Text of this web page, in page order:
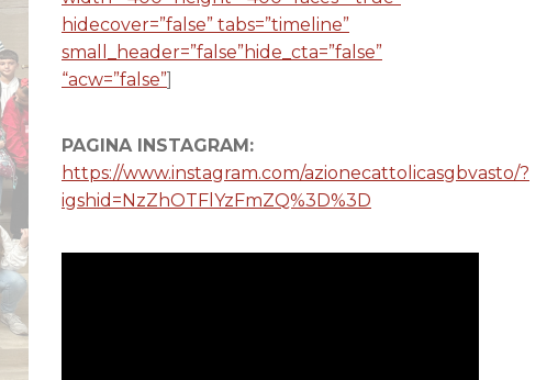
hidecover=”false” tabs=”timeline”
small_header=”false”hide_cta=”false”
“acw=”false”]
PAGINA INSTAGRAM:
https://www.instagram.com/azionecattolicasgbvasto/?
igshid=NzZhOTFlYzFmZQ%3D%3D